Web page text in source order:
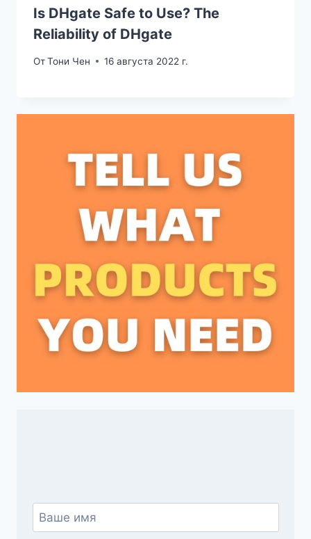
Is DHgate Safe to Use? The
Reliability of DHgate
ОтТони Чен 16 августа 2022 г.